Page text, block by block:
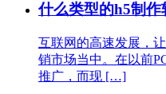
什么类型的h5制作
互联网的高速发展，
销市场当中。在以前
推广，而现 […]